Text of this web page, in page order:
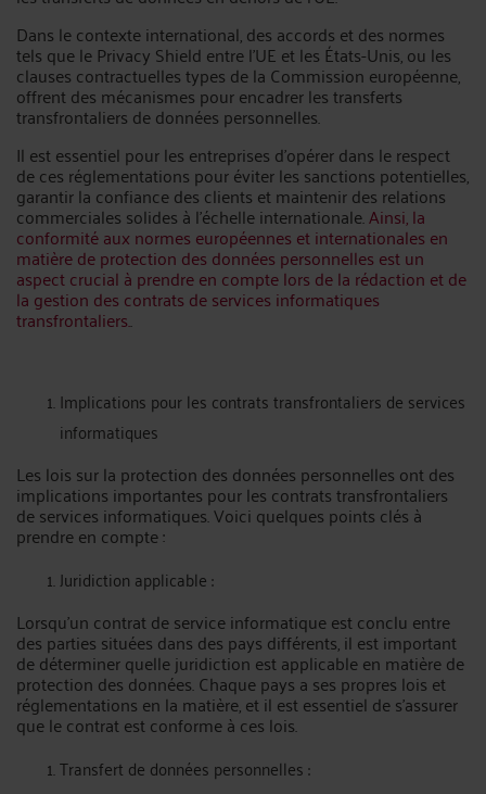
Dans le contexte international, des accords et des normes
tels que le Privacy Shield entre l'UE et les États-Unis, ou les
clauses contractuelles types de la Commission européenne,
offrent des mécanismes pour encadrer les transferts
transfrontaliers de données personnelles.
Il est essentiel pour les entreprises d'opérer dans le respect
de ces réglementations pour éviter les sanctions potentielles,
garantir la confiance des clients et maintenir des relations
commerciales solides à l'échelle internationale.Ainsi, la
conformité aux normes européennes et internationales en
matière de protection des données personnelles est un
aspect crucial à prendre en compte lors de la rédaction et de
la gestion des contrats de services informatiques
transfrontaliers..
Implications pour les contrats transfrontaliers de services
informatiques
Les lois sur la protection des données personnelles ont des
implications importantes pour les contrats transfrontaliers
de services informatiques. Voici quelques points clés à
prendre en compte :
Juridiction applicable :
Lorsqu'un contrat de service informatique est conclu entre
des parties situées dans des pays différents, il est important
de déterminer quelle juridiction est applicable en matière de
protection des données. Chaque pays a ses propres lois et
réglementations en la matière, et il est essentiel de s'assurer
que le contrat est conforme à ces lois.
Transfert de données personnelles :